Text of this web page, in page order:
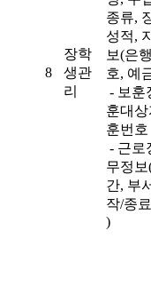
8
장학
생관
리
종류,
성적,
보(은
호, 예
- 보훈
훈대상
훈번호
- 근로
무정보
간, 부
작/종
)